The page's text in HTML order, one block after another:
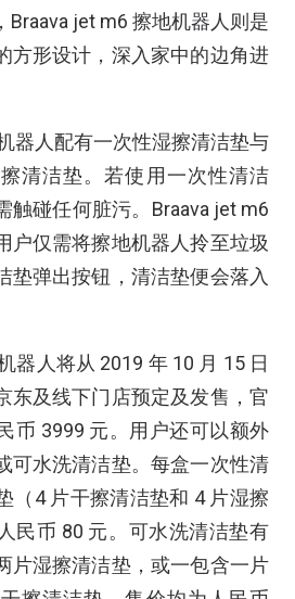
Braava jet m6 擦地机器人则是
方形设计，深入家中的边角进
器人配有一次性湿擦清洁垫与
清洁垫。若使用一次性清洁
触碰任何脏污。Braava jet m6
户仅需将擦地机器人拎至垃圾
垫弹出按钮，清洁垫便会落入
器人将从 2019 年 10 月 15 日
东及线下门店预定及发售，官
币 3999 元。用户还可以额外
可水洗清洁垫。每盒一次性清
（4 片干擦清洁垫和 4 片湿擦
民币 80 元。可水洗清洁垫有
片湿擦清洁垫，或一包含一片